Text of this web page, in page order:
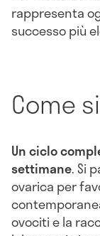
rappresenta
successo più
Come
Un ciclo
settimane. Si
ovarica per
ovociti e la